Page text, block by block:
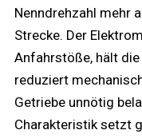
Nenndrehzahl mehr
Strecke. Der
Anfahrstöße, hält
reduziert
Getriebe unnötig
Charakteristik setzt